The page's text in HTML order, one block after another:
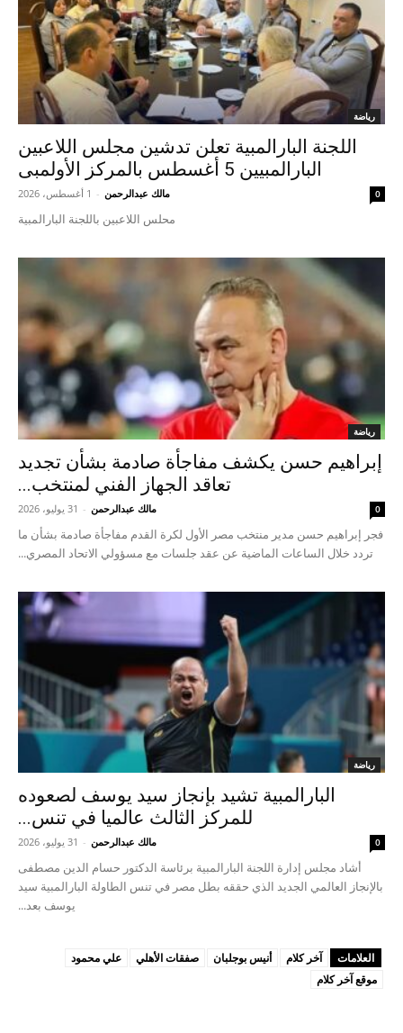
رياضة
اللجنة البارالمبية تعلن تدشين مجلس اللاعبين
البارالمبيين 5 أغسطس بالمركز الأولمبى
مالك عبدالرحمن - 1 أغسطس، 2026 0
محلس اللاعبين باللجنة البارالمبية
رياضة
إبراهيم حسن يكشف مفاجأة صادمة بشأن تجديد
تعاقد الجهاز الفني لمنتخب...
مالك عبدالرحمن - 31 يوليو، 2026 0
فجر إبراهيم حسن مدير منتخب مصر الأول لكرة القدم مفاجأة صادمة بشأن ما
تردد خلال الساعات الماضية عن عقد جلسات مع مسؤولي الاتحاد المصري...
رياضة
البارالمبية تشيد بإنجاز سيد يوسف لصعوده
للمركز الثالث عالميا في تنس...
مالك عبدالرحمن - 31 يوليو، 2026 0
أشاد مجلس إدارة اللجنة البارالمبية برئاسة الدكتور حسام الدين مصطفى
بالإنجاز العالمي الجديد الذي حققه بطل مصر في تنس الطاولة البارالمبية سيد
يوسف بعد...
العلامات آخر كلام أنيس بوجلبان صفقات الأهلي
علي محمود
موقع آخر كلام